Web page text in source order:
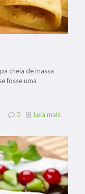
cheia de massa
fosse uma
0 Leia mais